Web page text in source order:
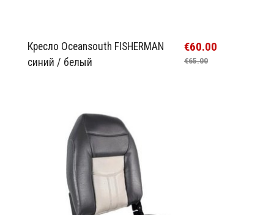
Кресло Oceansouth FISHERMAN
синий / белый
€60.00
€65.00